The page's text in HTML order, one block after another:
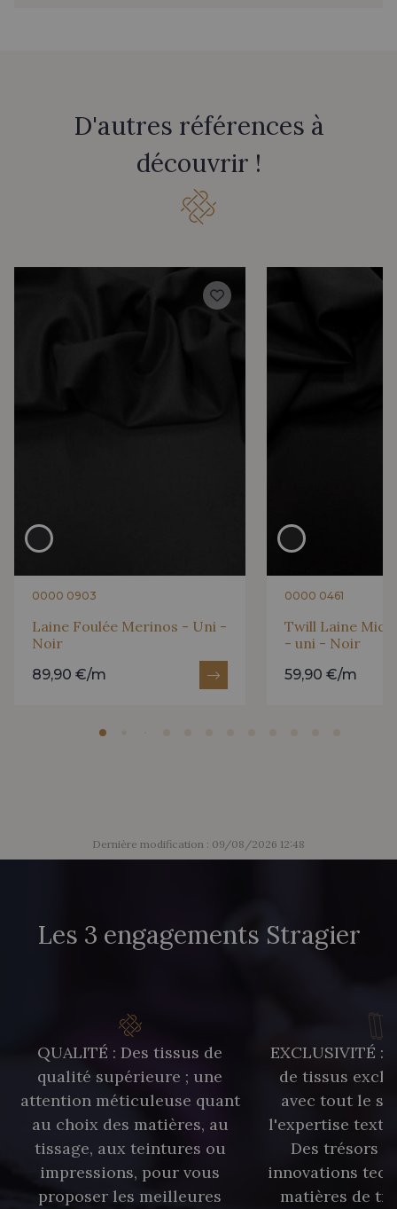
D'autres références à
découvrir !
0000 0903
Laine Foulée Merinos - Uni -
Noir
89,90 €/m
0000 0461
Twill Laine
- uni - Noir
59,90 €/m
Dernière modification : 09/08/2026 12:48
Les 3 engagements Stragier
QUALITÉ : Des tissus de
qualité supérieure ; une
attention méticuleuse quant
au choix des matières, au
tissage, aux teintures ou
impressions, pour vous
proposer les meilleures
EXCLUSIVITÉ :
de tissus
avec tout le
l'expertise
Des trésors
innovations
matières de